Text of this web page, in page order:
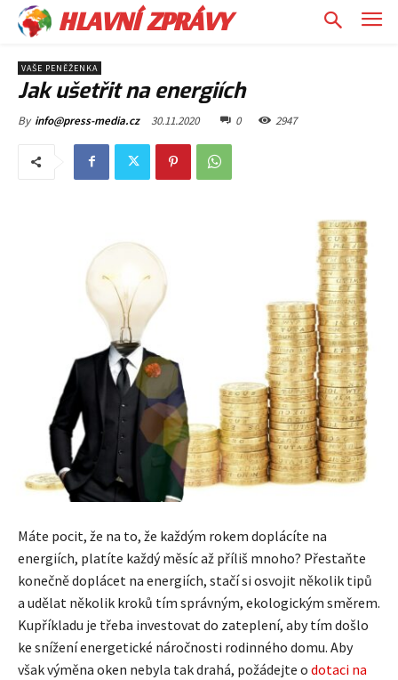
HLAVNÍ ZPRÁVY
VAŠE PENĚŽENKA
Jak ušetřit na energiích
By info@press-media.cz 30.11.2020 0 2947
Máte pocit, že na to, že každým rokem doplácíte na
energiích, platíte každý měsíc až příliš mnoho? Přestaňte
konečně doplácet na energiích, stačí si osvojit několik tipů
a udělat několik kroků tím správným, ekologickým směrem.
Kupříkladu je třeba investovat do zateplení, aby tím došlo
ke snížení energetické náročnosti rodinného domu. Aby
však výměna oken nebyla tak drahá, požádejte o dotaci na